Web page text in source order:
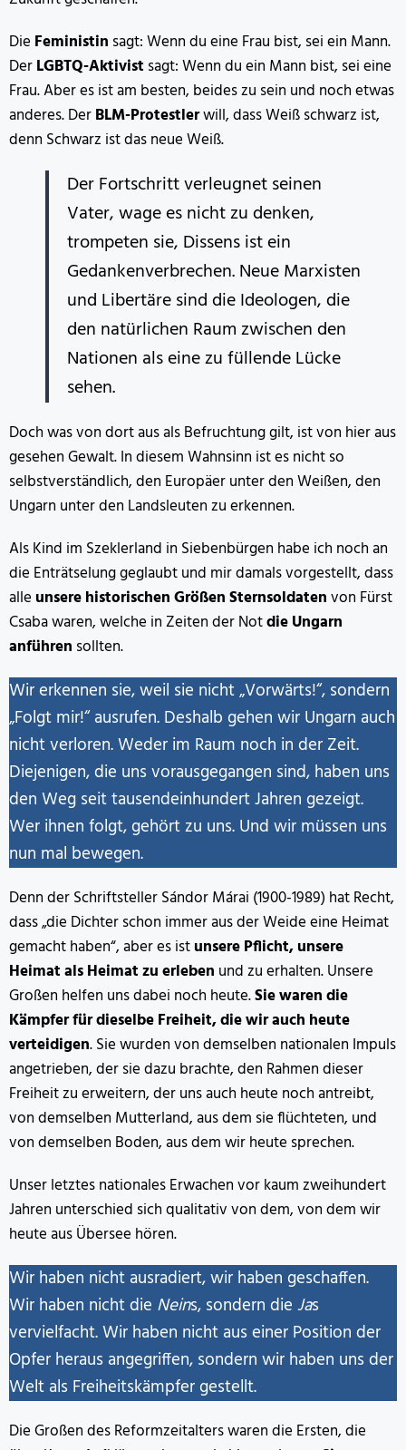
Die Feministin sagt: Wenn du eine Frau bist, sei ein Mann.
DerLGBTQ-Aktivist sagt: Wenn du ein Mann bist, sei eine
Frau. Aber es ist am besten, beides zu sein und noch etwas
anderes. DerBLM-Protestlerwill, dass Weiß schwarz ist,
denn Schwarz ist das neue Weiß.
Der Fortschritt verleugnet seinen
Vater, wage es nicht zu denken,
trompeten sie, Dissens ist ein
Gedankenverbrechen. Neue Marxisten
und Libertäre sind die Ideologen, die
den natürlichen Raum zwischen den
Nationen als eine zu füllende Lücke
sehen.
Doch was von dort aus als Befruchtung gilt, ist von hier aus
gesehen Gewalt. In diesem Wahnsinn ist es nicht so
selbstverständlich, den Europäer unter den Weißen, den
Ungarn unter den Landsleuten zu erkennen.
Als Kind im Szeklerland in Siebenbürgen habe ich noch an
die Enträtselung geglaubt und mir damals vorgestellt, dass
alle unsere historischen Größen Sternsoldatenvon Fürst
Csaba waren, welche in Zeiten der Notdie Ungarn
anführen sollten.
Wir erkennen sie, weil sie nicht „Vorwärts!“, sondern
„Folgt mir!“ ausrufen. Deshalb gehen wir Ungarn auch
nicht verloren. Weder im Raum noch in der Zeit.
Diejenigen, die uns vorausgegangen sind, haben uns
den Weg seit tausendeinhundert Jahren gezeigt.
Wer ihnen folgt, gehört zu uns. Und wir müssen uns
nun mal bewegen.
Denn der Schriftsteller Sándor Márai (1900-1989) hat Recht,
dass „die Dichter schon immer aus der Weide eine Heimat
gemacht haben“, aber es istunsere Pflicht, unsere
Heimat als Heimat zu erleben und zu erhalten. Unsere
Großen helfen uns dabei noch heute.Sie waren die
Kämpfer für dieselbe Freiheit, die wir auch heute
verteidigen. Sie wurden von demselben nationalen Impuls
angetrieben, der sie dazu brachte, den Rahmen dieser
Freiheit zu erweitern, der uns auch heute noch antreibt,
von demselben Mutterland, aus dem sie flüchteten, und
von demselben Boden, aus dem wir heute sprechen.
Unser letztes nationales Erwachen vor kaum zweihundert
Jahren unterschied sich qualitativ von dem, von dem wir
heute aus Übersee hören.
Wir haben nicht ausradiert, wir haben geschaffen.
Wir haben nicht die Neins, sondern die Jas
vervielfacht. Wir haben nicht aus einer Position der
Opfer heraus angegriffen, sondern wir haben uns der
Welt als Freiheitskämpfer gestellt.
Die Großen des Reformzeitalters waren die Ersten, die